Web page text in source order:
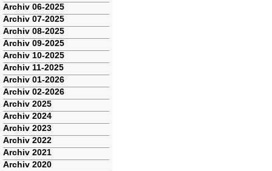
Archiv 06-2025
Archiv 07-2025
Archiv 08-2025
Archiv 09-2025
Archiv 10-2025
Archiv 11-2025
Archiv 01-2026
Archiv 02-2026
Archiv 2025
Archiv 2024
Archiv 2023
Archiv 2022
Archiv 2021
Archiv 2020